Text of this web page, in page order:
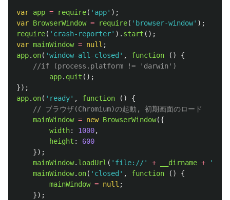
var app = require( ' app' );
var BrowserWindow = require( ' browser-window' );
require( ' crash-reporter' ). start ();
var mainWindow = null ;
app. on( 'window-all-closed ' , function ()
{
//if (process.platform != 'darwin')
app. quit ();
});
app. on( ' ready' , function ()
{
// ブラウザ(Chromium)の起動, 初期画面のロード
mainWindow = new BrowserWindow({
width: 1000,
height :
600
});
mainWindow. loadUrl ( ' file://' + __dirname + '
mainWindow. on( ' closed ' , function ()
{
mainWindow = null ;
});